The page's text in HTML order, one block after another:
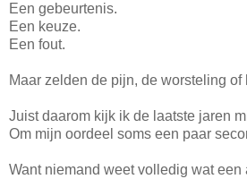
Een gebeurtenis.
Een keuze.
Een fout.
Maar zelden de pijn, de worsteling of
Juist daarom kijk ik de laatste jaren
Om mijn oordeel soms een paar
Want niemand weet volledig wat een